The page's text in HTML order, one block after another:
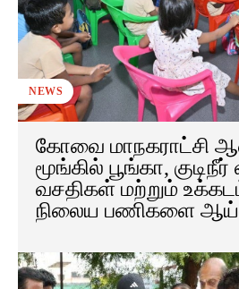
NEWS
கோவை மாநகராட்சி
மூங்கில் பூங்கா,
வசதிகள் மற்றும்
நிலைய பணிகளை